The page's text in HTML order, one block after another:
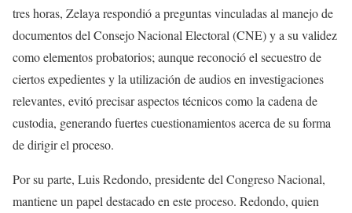
tres horas, Zelaya respondió a preguntas vinculadas al manejo de
documentos del Consejo Nacional Electoral (CNE) y a su validez
como elementos probatorios; aunque reconoció el secuestro de
ciertos expedientes y la utilización de audios en investigaciones
relevantes, evitó precisar aspectos técnicos como la cadena de
custodia, generando fuertes cuestionamientos acerca de su forma
de dirigir el proceso.
Por su parte, Luis Redondo, presidente del Congreso Nacional,
mantiene un papel destacado en este proceso. Redondo, quien